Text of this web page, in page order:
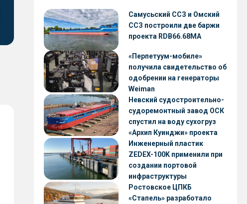
Самусьский ССЗ и Омский
ССЗ построили две баржи
проекта RDB66.68МА
«Перпетуум-мобиле»
получила свидетельство об
одобрении на генераторы
Weiman
Невский судостроительно-
судоремонтный завод ОСК
спустил на воду сухогруз
«Архип Куинджи» проекта
RSD59
Инженерный пластик
ZEDEX-100K применили при
создании портовой
инфраструктуры
Ростовское ЦПКБ
«Стапель» разработало